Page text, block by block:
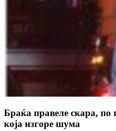
Браќа правеле скара,
која изгоре шума